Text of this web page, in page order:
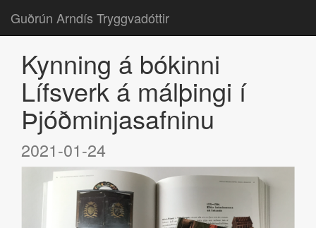
Guðrún Arndís Tryggvadóttir
Kynning á bókinni
Lífsverk á málþingi í
Þjóðminjasafninu
2021-01-24